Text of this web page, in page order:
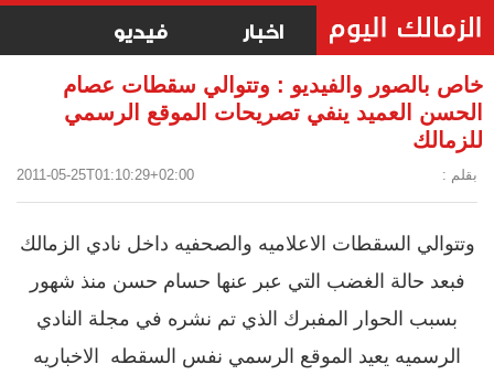
اخبار فيديو
خاص بالصور والفيديو : وتتوالي سقطات عصام
الحسن العميد ينفي تصريحات الموقع الرسمي
للزمالك
بقلم : 2011-05-25T01:10:29+02:00
وتتوالي السقطات الاعلاميه والصحفيه داخل نادي الزمالك
فبعد حالة الغضب التي عبر عنها حسام حسن منذ شهور
بسبب الحوار المفبرك الذي تم نشره في مجلة النادي
الرسميه يعيد الموقع الرسمي نفس السقطه
الاخباريه